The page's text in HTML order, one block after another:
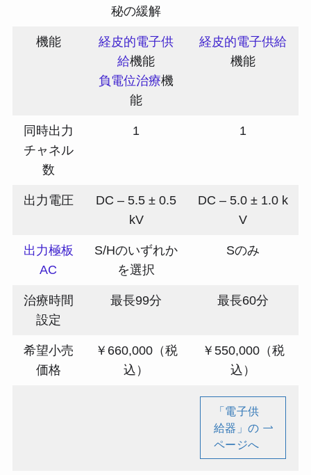
秘の緩解
機能
経皮的電子供
給機能
負電位治療機
能
経皮的電子供給
機能
同時出力
チャネル
数
1 1
出力電圧
DC – 5.5 ± 0.5
kV
DC – 5.0 ± 1.0 k
V
出力極板
AC
S/Hのいずれか
を選択
Sのみ
治療時間
設定
最長99分 最長60分
希望小売
価格
￥660,000（税
込）
￥550,000（税
込）
「電子供
給器」の
ページへ